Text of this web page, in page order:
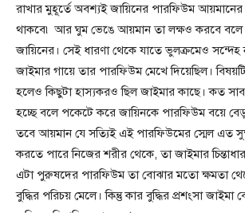
রাখার মুহূর্তে অবশ্যই জায়িনের পারফিউম আয়মানের
থাকবে৷ আর ঘুম ভেঙে আয়মান তা লক্ষও করবে বলে
জায়িনের। সেই ধারণা থেকে যাতে ভুলক্রমেও সন্দেহ
জাইমার গায়ে তার পারফিউম মেখে দিয়েছিল।
হলেও কিছুটা হাস্যকরও ছিল জাইমার কাছে। কত
হচ্ছে বলে পকেটে করে জায়িনকে পারফিউম বয়ে
তবে আয়মান যে সত্যিই এই পারফিউমের স্মেল এত
করতে পারে নিজের শরীর থেকে, তা জাইমার
এটা পুরুষদের পারফিউম তা বোঝার মতো ক্ষমতা
বুদ্ধির পরিচয় মেলে। কিন্তু কার বুদ্ধির প্রশংসা জাইমা